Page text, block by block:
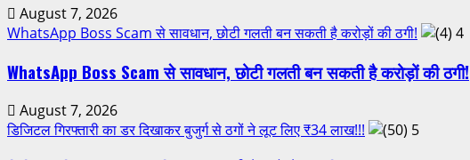
August 7, 2026
WhatsApp Boss Scam से सावधान, छोटी गलती बन सकती है करोड़ों की ठगी!
4
WhatsApp Boss Scam से सावधान, छोटी गलती बन सकती है करोड़ों की ठगी!
August 7, 2026
डिजिटल गिरफ्तारी का डर दिखाकर बुजुर्ग से ठगों ने लूट लिए ₹34 लाख!!!
5